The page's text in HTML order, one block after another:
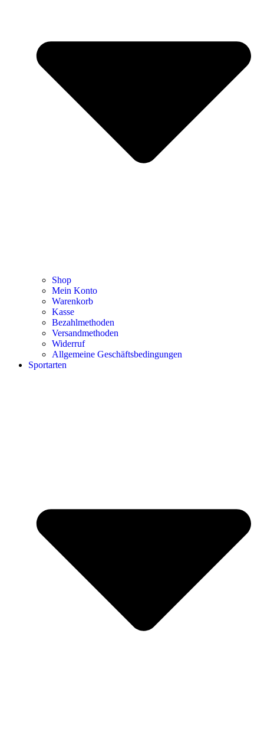
Shop
Mein Konto
Warenkorb
Kasse
Bezahlmethoden
Versandmethoden
Widerruf
Allgemeine Geschäftsbedingungen
Sportarten